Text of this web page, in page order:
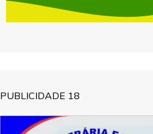
PUBLICIDADE 18